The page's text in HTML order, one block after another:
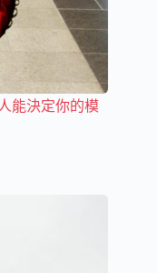
能決定你的模